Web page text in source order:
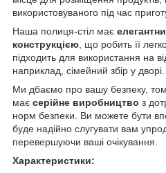
використовуваного під час
Наша полиця-стіл має
конструкцією, що робить її
підходить для використання на
наприклад, сімейний збір у дворі.
Ми дбаємо про вашу безпеку,
має серійне виробництво з
норм безпеки. Ви можете бути
буде надійно слугувати вам
перевершуючи ваші очікування.
Характеристики: